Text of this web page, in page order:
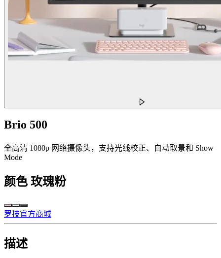
Brio 500
全高清 1080p 网络摄像头，支持光线校正、自动取景和 Show
Mode
颜色 玫瑰粉
罗技官方商城
描述